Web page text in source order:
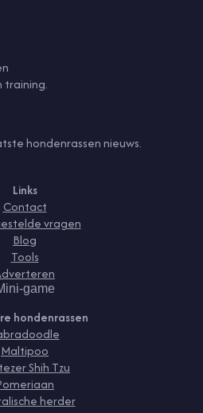
training.
hondenrassen nieuws.
Links
Contact
vragen
Blog
Tools
game
hondenrassen
Maltipoo
Shih Tzu
herder